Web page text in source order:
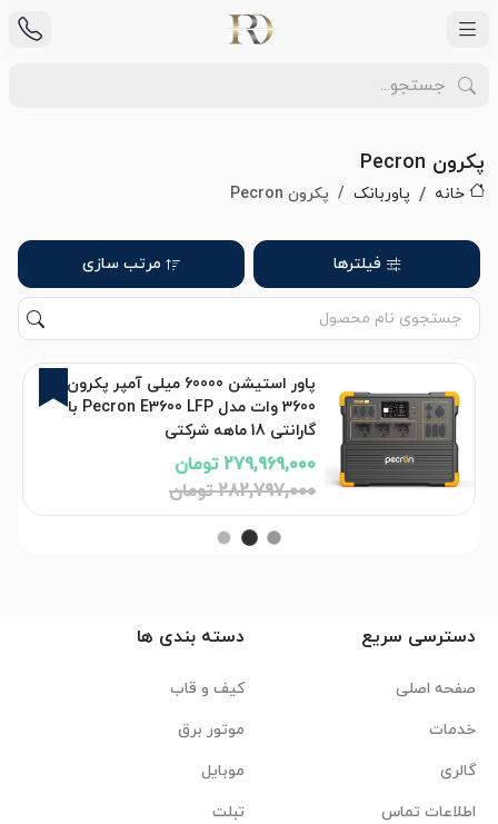
پکرون Pecron
خانه پاوربانک پکرون Pecron
فیلترها مرتب سازی
1%
پاور استیشن 60000 میلی آمپر پکرون
3600 وات مدل Pecron E3600 LFP با
گارانتی 18 ماهه شرکتی
279,969,000 تومان
282,797,000 تومان
دسترسی سریع
صفحه اصلی
خدمات
گالری
اطلاعات تماس
دسته بندی ها
کیف و قاب
موتور برق
موبایل
تبلت